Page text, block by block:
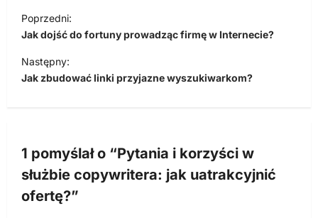
N
a
w
i
j
a
w
Poprzedni:
Jak dojść do fortuny prowadząc firmę w Internecie?
Następny:
Jak zbudować linki przyjazne wyszukiwarkom?
1 pomyślał o “Pytania i korzyści w
służbie copywritera: jak uatrakcyjnić
ofertę?”